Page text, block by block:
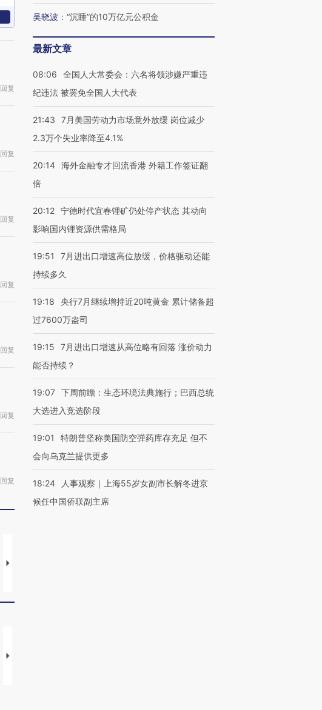
回复
回复
回复
回复
回复
回复
回复
马航飞行员跨国走私7万
【推广】走进第四届链博
吴晓波 ： “沉睡”的10万亿元公积金
最新文章
08:06
全国人大常委会：六名将领涉嫌严重违
纪违法 被罢免全国人大代表
21:43
7月美国劳动力市场意外放缓 岗位减少
2.3万个失业率降至4.1%
20:14 海外金融专才回流香港 外籍工作签证翻
倍
20:12 宁德时代宜春锂矿仍处停产状态 其动向
影响国内锂资源供需格局
19:51
7月进出口增速高位放缓，价格驱动还能
持续多久
19:18
央行7月继续增持近20吨黄金 累计储备超
过7600万盎司
19:15
7月进出口增速从高位略有回落 涨价动力
能否持续？
19:07 下周前瞻：生态环境法典施行；巴西总统
大选进入竞选阶段
19:01
特朗普坚称美国防空弹药库存充足 但不
会向乌克兰提供更多
18:24
人事观察｜上海55岁女副市长解冬进京
候任中国侨联副主席